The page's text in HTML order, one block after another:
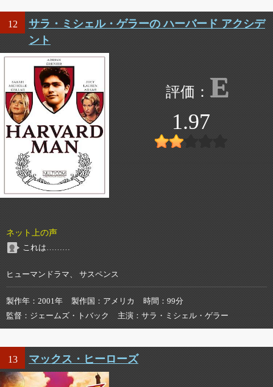
12
サラ・ミシェル・ゲラーの ハーバード アクシデ
ント
E
1.97
ネット上の声
これは………
ヒューマンドラマ、 サスペンス
製作年 2001年 製作国 アメリカ 時間
99分
監督
ジェームズ・トバック 主演 サラ・ミシェル・ゲラー
13 マックス・ヒーローズ